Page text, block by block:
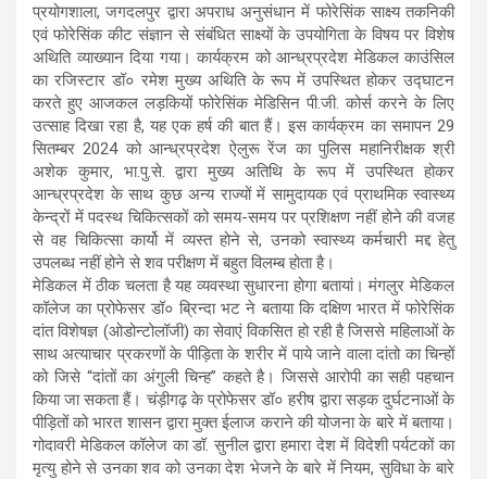
प्रयोगशाला, जगदलपुर द्वारा अपराध अनुसंधान में फोरेसिंक साक्ष्य तकनिकी
एवं फोरेसिंक कीट संज्ञान से संबंधित साक्ष्यों के उपयोगिता के विषय पर विशेष
अथिति व्याख्यान दिया गया। कार्यक्रम को आन्ध्रप्रदेश मेडिकल काउंसिल
का रजिस्टार डॉ० रमेश मुख्य अथिति के रूप में उपस्थित होकर उद्घाटन
करते हुए आजकल लड़कियों फोरेसिंक मेडिसिन पी.जी. कोर्स करने के लिए
उत्साह दिखा रहा है, यह एक हर्ष की बात हैं। इस कार्यक्रम का समापन 29
सितम्बर 2024 को आन्ध्रप्रदेश ऐलुरू रेंज का पुलिस महानिरीक्षक श्री
अशेक कुमार, भा.पु.से. द्वारा मुख्य अतिथि के रूप में उपस्थित होकर
आन्ध्रप्रदेश के साथ कुछ अन्य राज्यों में सामुदायक एवं प्राथमिक स्वास्थ्य
केन्द्रों में पदस्थ चिकित्सकों को समय-समय पर प्रशिक्षण नहीं होने की वजह
से वह चिकित्सा कार्यो में व्यस्त होने से, उनको स्वास्थ्य कर्मचारी मद्द हेतु
उपलब्ध नहीं होने से शव परीक्षण में बहुत विलम्ब होता है।
मेडिकल में ठीक चलता है यह व्यवस्था सुधारना होगा बतायां। मंगलुर मेडिकल
कॉलेज का प्रोफेसर डॉ० ब्रिन्दा भट ने बताया कि दक्षिण भारत में फोरेसिंक
दांत विशेषज्ञ (ओडोन्टोलॉजी) का सेवाएं विकसित हो रही है जिससे महिलाओं के
साथ अत्याचार प्रकरणों के पीड़िता के शरीर में पाये जाने वाला दांतो का चिन्हों
को जिसे “दांतों का अंगुली चिन्ह” कहते है। जिससे आरोपी का सही पहचान
किया जा सकता हैं। चंड़ीगढ़ के प्रोफेसर डॉ० हरीष द्वारा सड़क दुर्घटनाओं के
पीड़ितों को भारत शासन द्वारा मुक्त ईलाज कराने की योजना के बारे में बताया।
गोदावरी मेडिकल कॉलेज का डॉ. सुनील द्वारा हमारा देश में विदेशी पर्यटकों का
मृत्यु होने से उनका शव को उनका देश भेजने के बारे में नियम, सुविधा के बारे